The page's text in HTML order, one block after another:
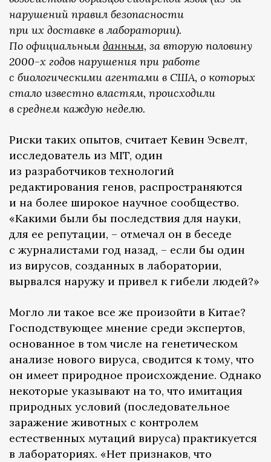
нарушений правил безопасности
при их доставке в лаборатории).
По официальным данным, за вторую половину
2000-х годов нарушения при работе
с биологическими агентами в США, о которых
стало известно властям, происходили
в среднем каждую неделю.
Риски таких опытов, считает Кевин Эсвелт,
исследователь из MIT, один
из разработчиков технологий
редактирования генов, распространяются
и на более широкое научное сообщество.
«Какими были бы последствия для науки,
для ее репутации, – отмечал он в беседе
с журналистами год назад, – если бы один
из вирусов, созданных в лаборатории,
вырвался наружу и привел к гибели людей?»
Могло ли такое все же произойти в Китае?
Господствующее мнение среди экспертов,
основанное в том числе на генетическом
анализе нового вируса, сводится к тому, что
он имеет природное происхождение. Однако
некоторые указывают на то, что имитация
природных условий (последовательное
заражение животных с контролем
естественных мутаций вируса) практикуется
в лабораториях. «Нет признаков, что